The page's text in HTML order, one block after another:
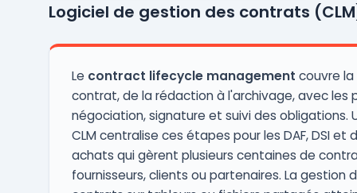
des fournisseurs, depuis leur sélection
outils d’éval ...
Logiciel de gestion des contrats
Le contract lifecycle management couvre la
contrat, de la rédaction à l'archivage, avec les
négociation, signature et suivi des obligations.
CLM centralise ces étapes pour les DAF, DSI et
achats qui gèrent plusieurs centaines de
fournisseurs, clients ou partenaires. La gestion